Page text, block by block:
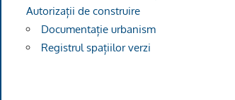
Autorizații de construire
Documentație urbanism
Registrul spațiilor verzi